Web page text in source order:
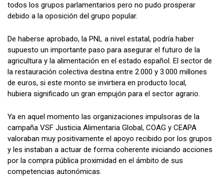
todos los grupos parlamentarios pero no pudo prosperar
debido a la oposición del grupo popular.
De haberse aprobado, la PNL a nivel estatal, podría haber
supuesto un importante paso para asegurar el futuro de la
agricultura y la alimentación en el estado español. El sector de
la restauración colectiva destina entre 2.000 y 3.000 millones
de euros, si este monto se invirtiera en producto local,
hubiera significado un gran empujón para el sector agrario.
Ya en aquel momento las organizaciones impulsoras de la
campaña VSF Justicia Alimentaria Global, COAG y CEAPA
valoraban muy positivamente el apoyo recibido por los grupos
y les instaban a actuar de forma coherente iniciando acciones
por la compra pública proximidad en el ámbito de sus
competencias autonómicas.